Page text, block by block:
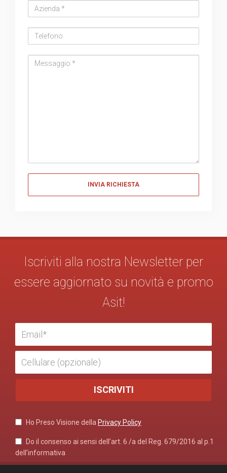
Iscriviti alla nostra Newsletter per
essere aggiornato su novità e promo
Asit!
Ho Preso Visione della Privacy Policy
Do il consenso ai sensi dell’art. 6 /a del Reg. 679/2016 al p.1
dell’informativa